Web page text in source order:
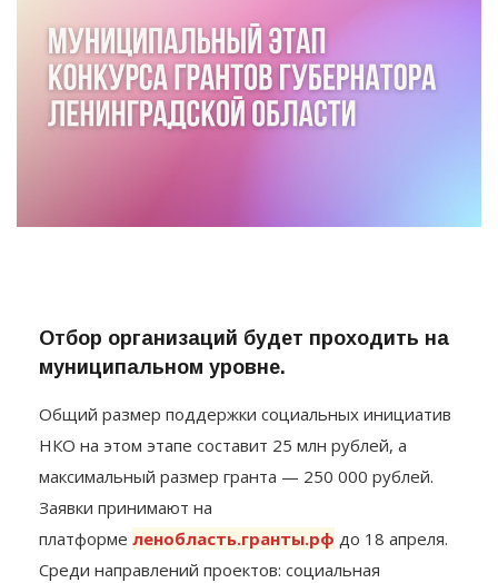
Отбор организаций будет проходить на
муниципальном уровне.
Общий размер поддержки социальных инициатив
НКО на этом этапе составит 25 млн рублей, а
максимальный размер гранта — 250 000 рублей.
Заявки принимают на
платформе ленобласть.гранты.рф до 18 апреля.
Среди направлений проектов: социальная